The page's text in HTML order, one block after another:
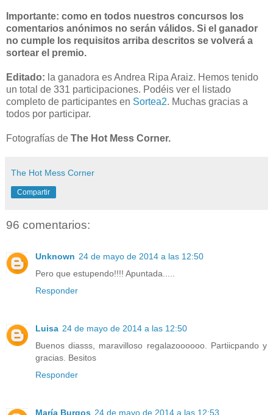
Importante: como en todos nuestros concursos los
comentarios anónimos no serán válidos. Si el ganador
no cumple los requisitos arriba descritos se volverá a
sortear el premio.
Editado: la ganadora es Andrea Ripa Araiz. Hemos tenido
un total de 331 participaciones. Podéis ver el listado
completo de participantes en Sortea2. Muchas gracias a
todos por participar.
Fotografías de The Hot Mess Corner.
The Hot Mess Corner
Compartir
96 comentarios:
Unknown 24 de mayo de 2014 a las 12:50
Pero que estupendo!!!! Apuntada.....
Responder
Luisa 24 de mayo de 2014 a las 12:50
Buenos diasss, maravilloso regalazoooooo. Partiicpando y
gracias. Besitos
Responder
María Burgos 24 de mayo de 2014 a las 12:53